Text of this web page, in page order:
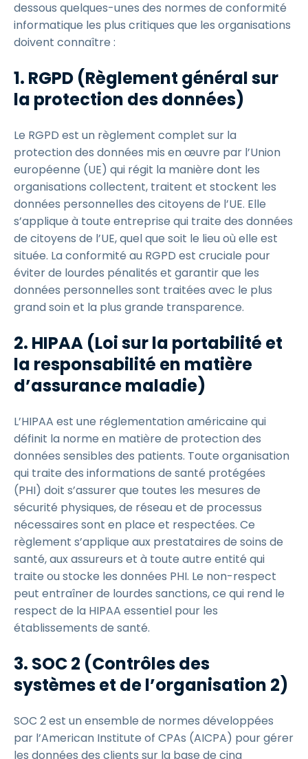
dessous quelques-unes des normes de conformité
informatique les plus critiques que les organisations
doivent connaître :
1. RGPD (Règlement général sur
la protection des données)
Le RGPD est un règlement complet sur la
protection des données mis en œuvre par l’Union
européenne (UE) qui régit la manière dont les
organisations collectent, traitent et stockent les
données personnelles des citoyens de l’UE. Elle
s’applique à toute entreprise qui traite des données
de citoyens de l’UE, quel que soit le lieu où elle est
située. La conformité au RGPD est cruciale pour
éviter de lourdes pénalités et garantir que les
données personnelles sont traitées avec le plus
grand soin et la plus grande transparence.
2. HIPAA (Loi sur la portabilité et
la responsabilité en matière
d’assurance maladie)
L’HIPAA est une réglementation américaine qui
définit la norme en matière de protection des
données sensibles des patients. Toute organisation
qui traite des informations de santé protégées
(PHI) doit s’assurer que toutes les mesures de
sécurité physiques, de réseau et de processus
nécessaires sont en place et respectées. Ce
règlement s’applique aux prestataires de soins de
santé, aux assureurs et à toute autre entité qui
traite ou stocke les données PHI. Le non-respect
peut entraîner de lourdes sanctions, ce qui rend le
respect de la HIPAA essentiel pour les
établissements de santé.
3. SOC 2 (Contrôles des
systèmes et de l’organisation 2)
SOC 2 est un ensemble de normes développées
par l’American Institute of CPAs (AICPA) pour gérer
les données des clients sur la base de cinq